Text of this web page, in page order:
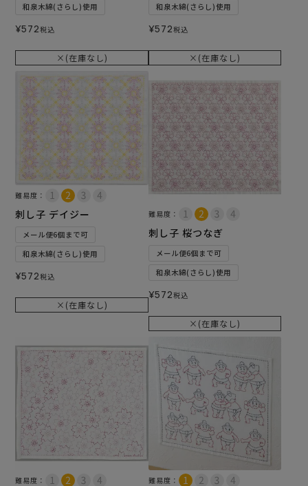
和泉木綿(さらし)使用
¥572税込
×(在庫なし)
和泉木綿(さらし)使用
¥572税込
×(在庫なし)
難易度：
刺し子 デイジー
メール便6個まで可
和泉木綿(さらし)使用
¥572税込
×(在庫なし)
難易度：
刺し子 桜つなぎ
メール便6個まで可
和泉木綿(さらし)使用
¥572税込
×(在庫なし)
難易度： 難易度：